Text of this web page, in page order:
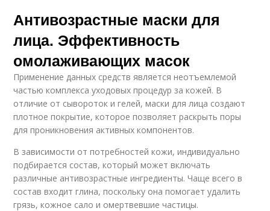
Антивозрастные маски для
лица. Эффективность
омолаживающих масок
Применение данных средств является неотъемлемой
частью комплекса уходовых процедур за кожей. В
отличие от сывороток и гелей, маски для лица создают
плотное покрытие, которое позволяет раскрыть поры
для проникновения активных компонентов.
В зависимости от потребностей кожи, индивидуально
подбирается состав, который может включать
различные антивозрастные ингредиенты. Чаще всего в
состав входит глина, поскольку она помогает удалить
грязь, кожное сало и омертвевшие частицы.